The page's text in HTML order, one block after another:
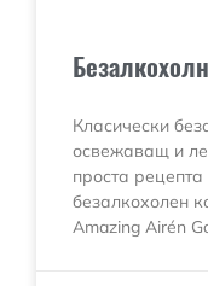
Класически
освежаващ и
проста
безалкохолен
Amazing Airén